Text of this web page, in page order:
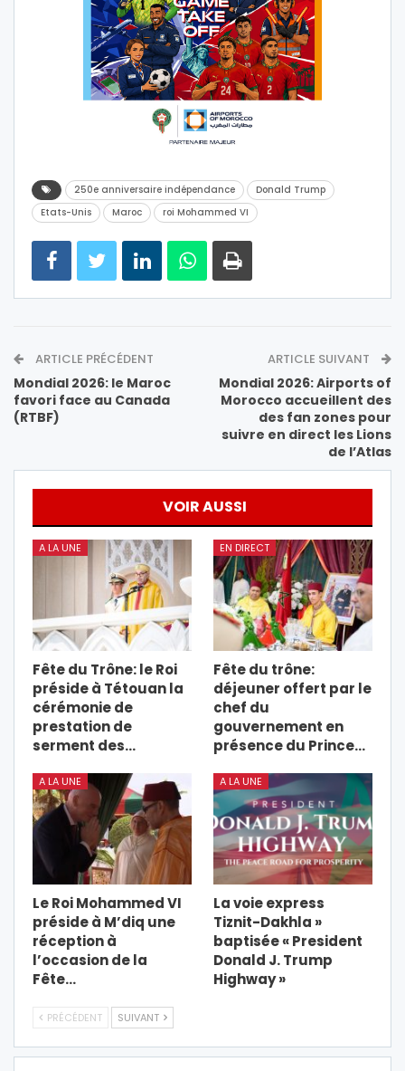
250e anniversaire indépendance
Donald Trump
Etats-Unis
Maroc roi Mohammed VI
ARTICLE PRÉCÉDENT
Mondial 2026: le Maroc
favori face au Canada
(RTBF)
ARTICLE SUIVANT
Mondial 2026: Airports of
Morocco accueillent des
des fan zones pour
suivre en direct les Lions
de l’Atlas
VOIR AUSSI
A LA UNE
Fête du Trône: le Roi
préside à Tétouan la
cérémonie de
prestation de
serment des…
EN DIRECT
Fête du trône:
déjeuner offert par le
chef du
gouvernement en
présence du Prince…
A LA UNE
Le Roi Mohammed VI
préside à M’diq une
réception à
l’occasion de la
Fête…
A LA UNE
La voie express
Tiznit-Dakhla »
baptisée « President
Donald J. Trump
Highway »
PRÉCÉDENT SUIVANT